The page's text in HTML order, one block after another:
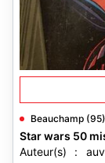
Beauchamp (95)
Star wars 50
Auteur(s) :